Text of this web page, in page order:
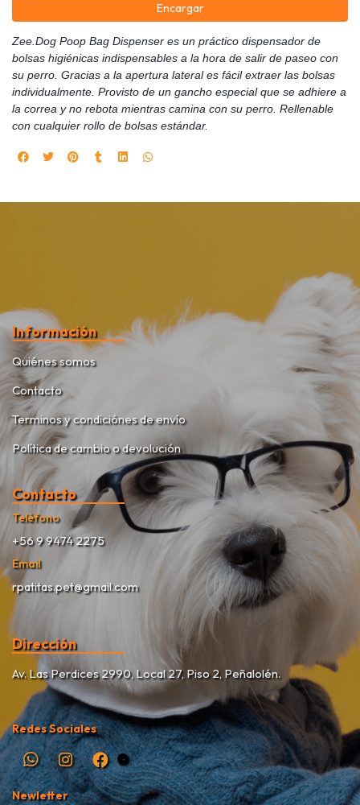
Encargar
Zee.Dog Poop Bag Dispenser es un práctico dispensador de
bolsas higiénicas indispensables a la hora de salir de paseo con
su perro. Gracias a la apertura lateral es fácil extraer las bolsas
individualmente. Provisto de un gancho especial que se adhiere a
la correa y no rebota mientras camina con su perro. Rellenable
con cualquier rollo de bolsas estándar.
Información
Quiénes somos
Contacto
Terminos y condiciónes de envío
Política de cambio o devolución
Contacto
Teléfono
+56 9 9474 2275
Email
rpatitas.pet@gmail.com
Dirección
Av. Las Perdices 2990, Local 27, Piso 2, Peñalolén.
Redes Sociales
Newletter